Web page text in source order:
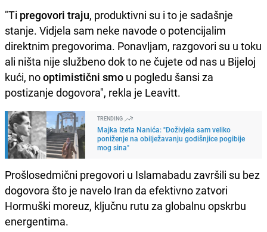
"Ti pregovori traju, produktivni su i to je sadašnje
stanje. Vidjela sam neke navode o potencijalim
direktnim pregovorima. Ponavljam, razgovori su u toku
ali ništa nije službeno dok to ne čujete od nas u Bijeloj
kući, nooptimistični smo u pogledu šansi za
postizanje dogovora", rekla je Leavitt.
TRENDING
Majka Izeta Nanića: "Doživjela sam veliko
poniženje na obilježavanju godišnjice pogibije
mog sina"
Prošlosedmični pregovori u Islamabadu završili su bez
dogovora što je navelo Iran da efektivno zatvori
Hormuški moreuz, ključnu rutu za globalnu opskrbu
energentima.